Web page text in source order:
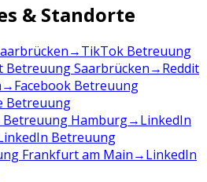
& Standorte
→TikTok Betreuung
Betreuung Saarbrücken→Reddit
→Facebook Betreuung
Betreuung
Betreuung Hamburg→LinkedIn
Betreuung
Frankfurt am Main→LinkedIn